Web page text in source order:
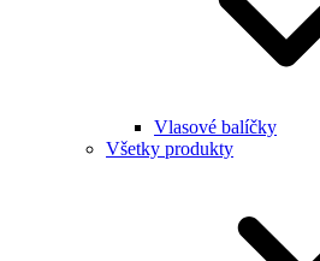
Vlasové balíčky
Všetky produkty